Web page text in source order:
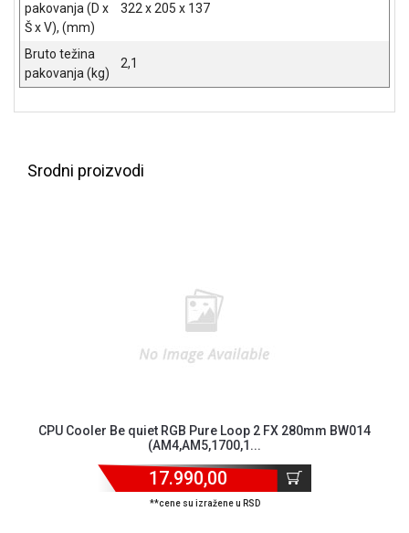
pakovanja (D x
Š x V), (mm)
322 x 205 x 137
Bruto težina
pakovanja (kg)
2,1
Srodni proizvodi
Loop 2 FX 280mm BW014
CPU Cooler Be quiet RGB